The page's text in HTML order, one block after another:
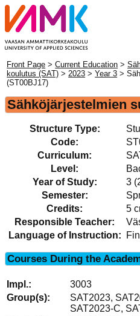
Front Page >Current Education >
koulutus (SAT) >2023 >Year 3 >
(ST00BJ17)
Sähköjärjestelmien
Structure Type:
Code:
Curriculum:
Level:
Year of Study:
3
Semester:
Credits:
5
Responsible Teacher:
Language of Instruction:
Courses During the
3003
SAT2023,
SAT2023-C,